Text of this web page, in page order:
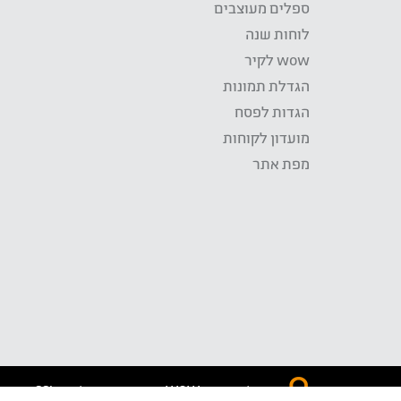
ספלים מעוצבים
לוחות שנה
wow לקיר
הגדלת תמונות
הגדות לפסח
מועדון לקוחות
מפת אתר
התשלום באתר WOW מאובטח בטכנולוגית SSL